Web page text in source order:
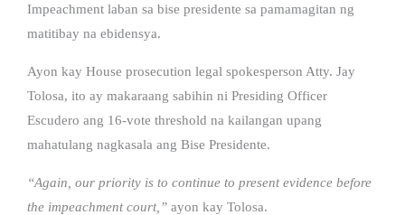
Impeachment laban sa bise presidente sa pamamagitan ng
matitibay na ebidensya.
Ayon kay House prosecution legal spokesperson Atty. Jay
Tolosa, ito ay makaraang sabihin ni Presiding Officer
Escudero ang 16-vote threshold na kailangan upang
mahatulang nagkasala ang Bise Presidente.
“Again, our priority is to continue to present evidence before
the impeachment court,” ayon kay Tolosa.